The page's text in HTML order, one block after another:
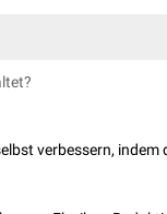
des
verbessern, indem